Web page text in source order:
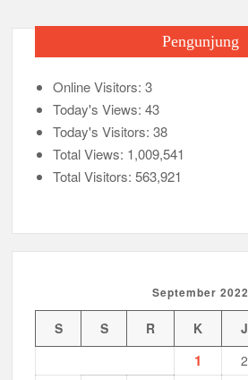
Pengunjung
Online Visitors:3
Today's Views:43
Today's Visitors:38
Total Views: 1,009,541
Total Visitors:563,921
September 2022
S S R K J
1 2